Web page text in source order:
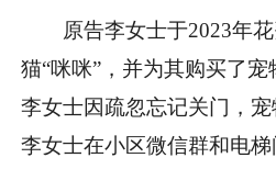
原告李女士于2023年
猫“咪咪”，并为其购买了宠
李女士因疏忽忘记关门，
李女士在小区微信群和电